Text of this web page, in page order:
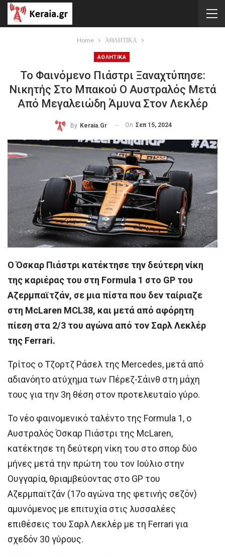
Home ΑΘΛΗΤΙΚΑ
ΑΘΛΗΤΙΚΑ
Το Φαινόμενο Πιάστρι Ξαναχτύπησε:
Νικητής Στο Μπακού Ο Αυστραλός Μετά
Από Μεγαλειώδη Άμυνα Στον Λεκλέρ
By Keraia.gr On Σεπ 15, 2024
Ο Όσκαρ Πιάστρι κατέκτησε την δεύτερη νίκη
της καριέρας του στη Formula 1 στο GP του
Αζερμπαϊτζάν, σε μια πίστα που δεν ταίριαζε
στη McLaren MCL38, και μετά από αφόρητη
πίεση στα 2/3 του αγώνα από τον Σαρλ Λεκλέρ
της Ferrari.
Τρίτος ο Τζορτζ Ράσελ της Mercedes, μετά από
αδιανόητο ατύχημα των Πέρεζ-Σάινθ στη μάχη
τους για την 3η θέση στον προτελευταίο γύρο.
Το νέο φαινομενικό ταλέντο της Formula 1, ο
Αυστραλός Όσκαρ Πιάστρι της McLaren,
κατέκτησε τη δεύτερη νίκη του στο σπορ δύο
μήνες μετά την πρώτη του τον Ιούλιο στην
Ουγγαρία, θριαμβεύοντας στο GP του
Αζερμπαϊτζάν (17ο αγώνα της φετινής σεζόν)
αμυνόμενος με επιτυχία στις λυσσαλέες
επιθέσεις του Σαρλ Λεκλέρ με τη Ferrari για
σχεδόν 30 γύρους.